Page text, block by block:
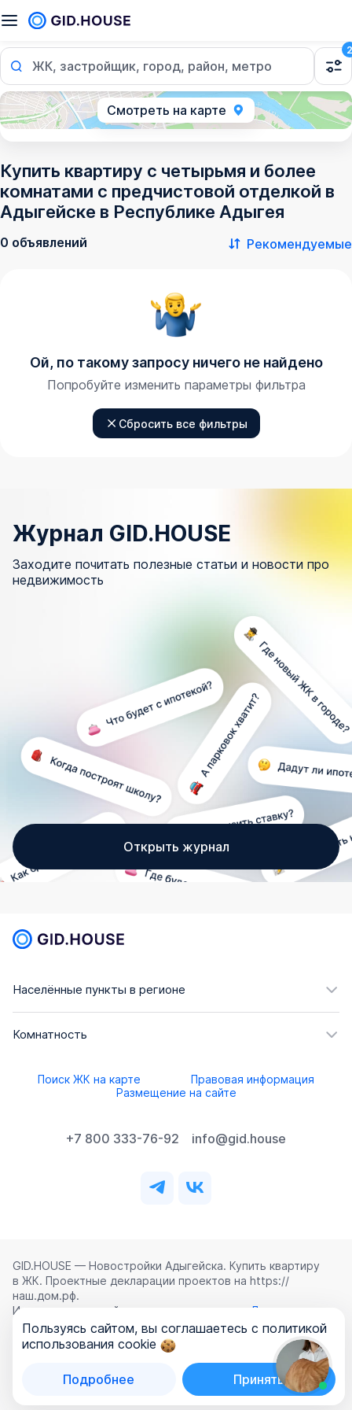
ЖК, застройщик, город, район, метро
2
Смотреть на карте
Купить квартиру с четырьмя и более
комнатами с предчистовой отделкой в
Адыгейске в Республике Адыгея
0 объявлений Рекомендуемые
Ой, по такому запросу ничего не найдено
Попробуйте изменить параметры фильтра
Сбросить все фильтры
Журнал GID.HOUSE
Заходите почитать полезные статьи и новости про
недвижимость
Открыть журнал
Населённые пункты в регионе
Комнатность
Поиск ЖК на карте
Правовая информация
Размещение на сайте
+7 800 333-76-92 info@gid.house
GID.HOUSE — Новостройки Адыгейска. Купить квартиру
в ЖК. Проектные декларации проектов на https://
наш.дом.рф.
Использование сайта означает согласие с
Лицензионным
соглашением ,Политикой конфиденциальностии
Политикой обработки персональных данных
ООО «ГИД.ХАУЗ»
Пользуясь сайтом, вы соглашаетесь с политикой
использования cookie
Подробнее Принять